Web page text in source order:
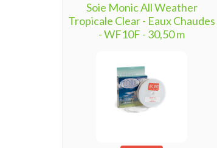
Soie Monic All Weather
Tropicale Clear - Eaux Chaudes
- WF10F - 30,50 m